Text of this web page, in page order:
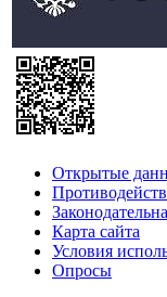
Открытые
Карта сайта
Условия
Опросы